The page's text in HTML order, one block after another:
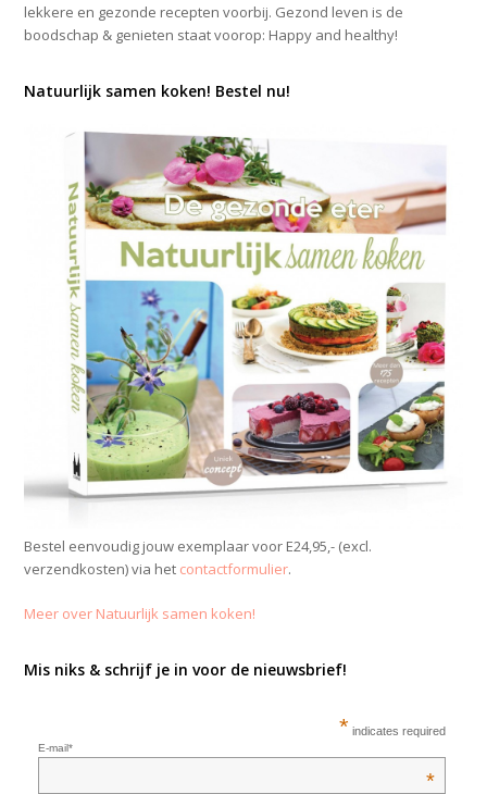
lekkere en gezonde recepten voorbij. Gezond leven is de
boodschap & genieten staat voorop: Happy and healthy!
Natuurlijk samen koken! Bestel nu!
Bestel eenvoudig jouw exemplaar voor E24,95,- (excl.
verzendkosten) via het contactformulier.
Meer over Natuurlijk samen koken!
Mis niks & schrijf je in voor de nieuwsbrief!
* indicates required
E-mail*
*